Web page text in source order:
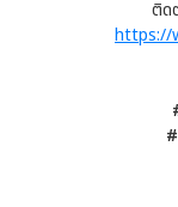
ติด
https://